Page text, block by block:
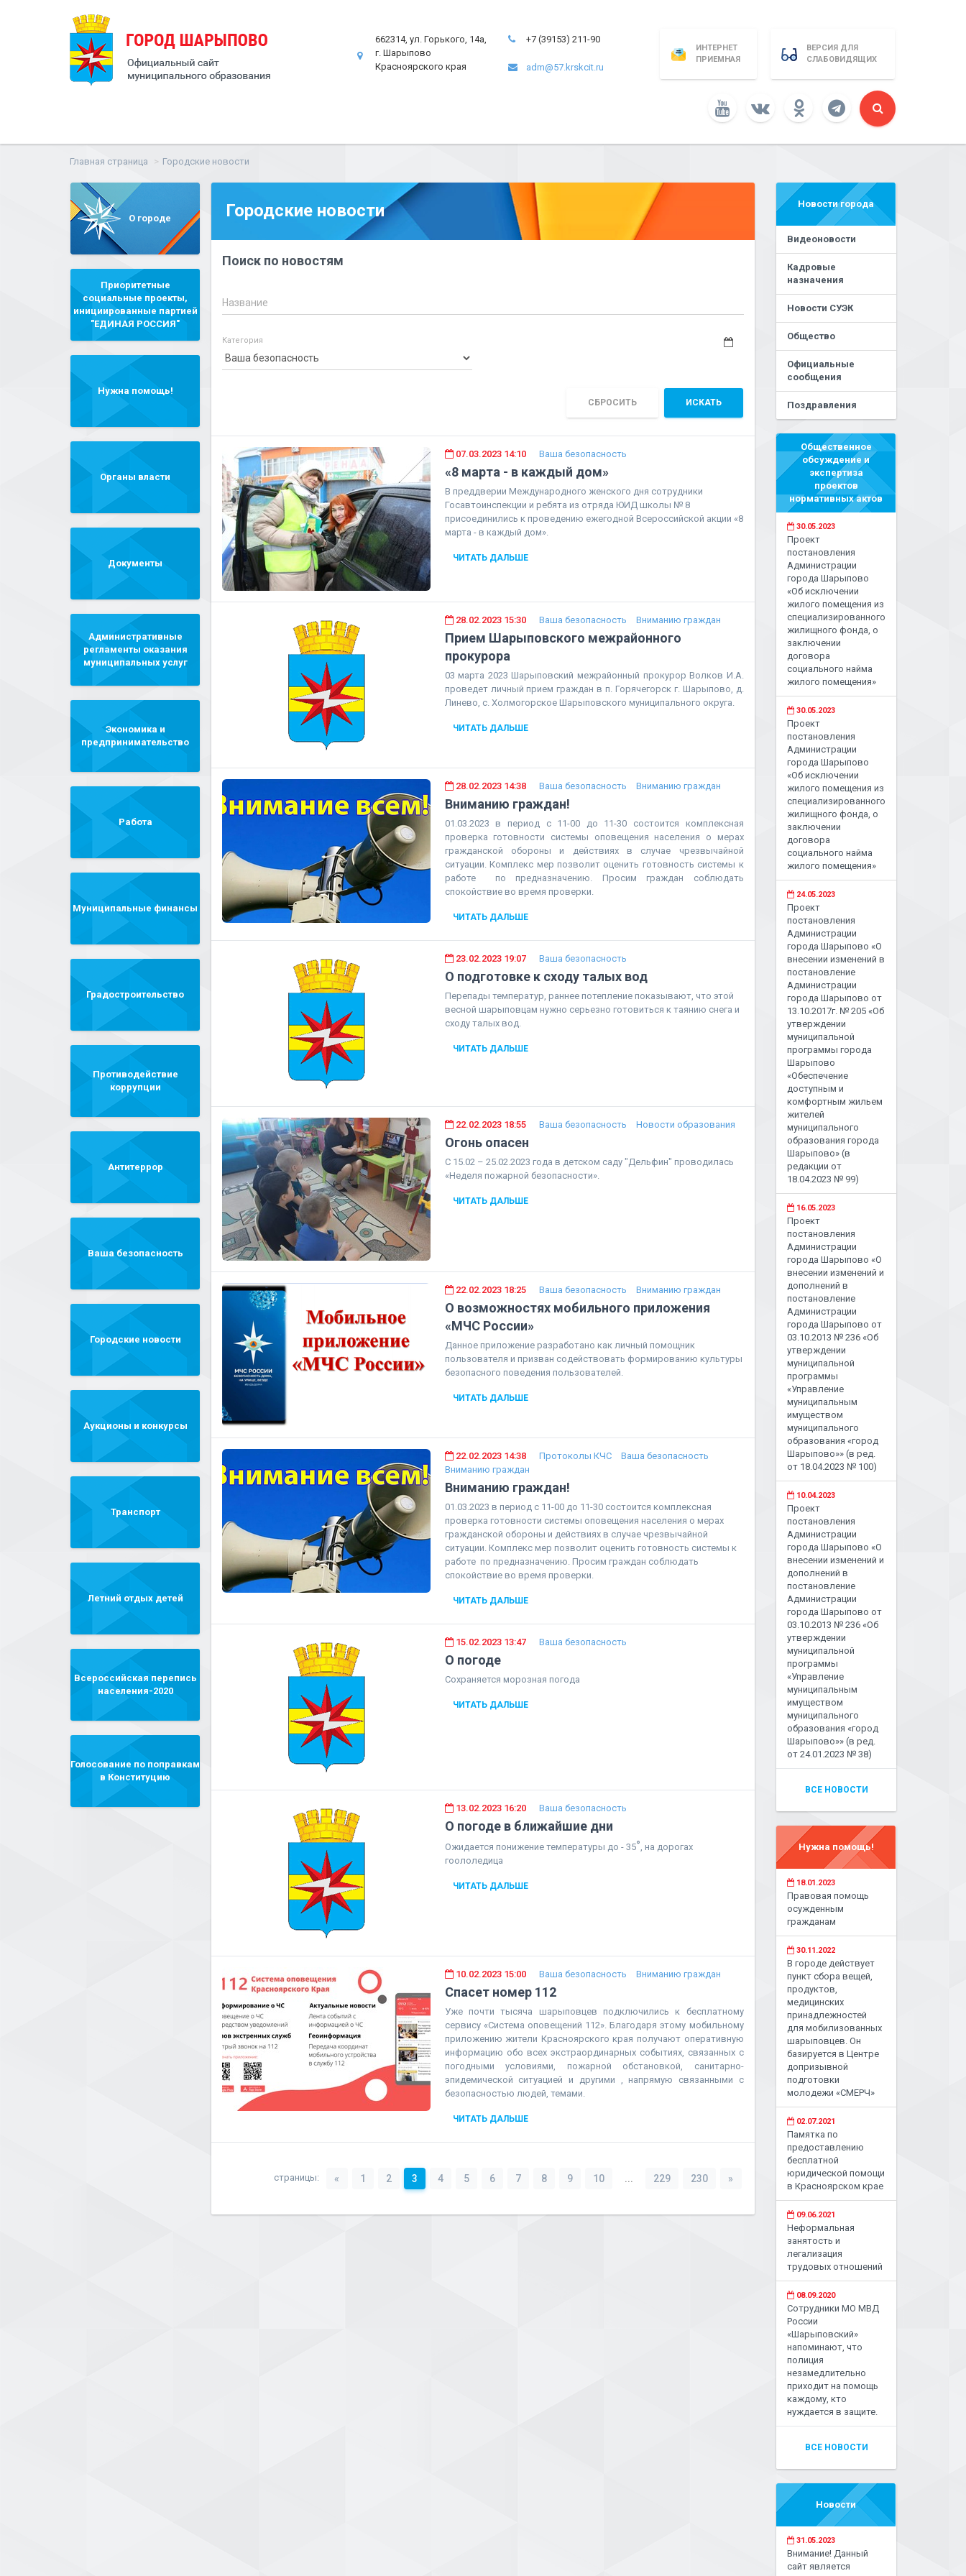
662314, ул. Горького, 14а,
г. Шарыпово
Красноярского края
+7 (39153) 211-90
adm@57.krskcit.ru
ИНТЕРНЕТ
ПРИЕМНАЯ
ВЕРСИЯ ДЛЯ
СЛАБОВИДЯЩИХ
Главная страница Городские новости
О городе
Приоритетные
социальные проекты,
инициированные партией
"ЕДИНАЯ РОССИЯ"
Нужна помощь!
Органы власти
Документы
Административные
регламенты оказания
муниципальных услуг
Экономика и
предпринимательство
Работа
Муниципальные финансы
Градостроительство
Противодействие
коррупции
Антитеррор
Ваша безопасность
Городские новости
Аукционы и конкурсы
Транспорт
Летний отдых детей
Всероссийская перепись
населения-2020
Голосование по поправкам
в Конституцию
Городские новости
Поиск по новостям
Название
Категория
СБРОСИТЬ ИСКАТЬ
07.03.2023 14:10 Ваша безопасность
«8 марта - в каждый дом»
В преддверии Международного женского дня сотрудники
Госавтоинспекции и ребята из отряда ЮИД школы № 8
присоединились к проведению ежегодной Всероссийской акции «8
марта - в каждый дом».
ЧИТАТЬ ДАЛЬШЕ
28.02.2023 15:30 Ваша безопасность Вниманию граждан
Прием Шарыповского межрайонного
прокурора
03 марта 2023 Шарыповский межрайонный прокурор Волков И.А.
проведет личный прием граждан в п. Горячегорск г. Шарыпово, д.
Линево, с. Холмогорское Шарыповского муниципального округа.
ЧИТАТЬ ДАЛЬШЕ
28.02.2023 14:38 Ваша безопасность Вниманию граждан
Вниманию граждан!
01.03.2023 в период с 11-00 до 11-30 состоится комплексная
проверка готовности системы оповещения населения о мерах
гражданской обороны и действиях в случае чрезвычайной
ситуации. Комплекс мер позволит оценить готовность системы к
работе по предназначению. Просим граждан соблюдать
спокойствие во время проверки.
ЧИТАТЬ ДАЛЬШЕ
23.02.2023 19:07 Ваша безопасность
О подготовке к сходу талых вод
Перепады температур, раннее потепление показывают, что этой
весной шарыповцам нужно серьезно готовиться к таянию снега и
сходу талых вод.
ЧИТАТЬ ДАЛЬШЕ
22.02.2023 18:55 Ваша безопасность Новости образования
Огонь опасен
С 15.02 – 25.02.2023 года в детском саду "Дельфин" проводилась
«Неделя пожарной безопасности».
ЧИТАТЬ ДАЛЬШЕ
22.02.2023 18:25 Ваша безопасность Вниманию граждан
О возможностях мобильного приложения
«МЧС России»
Данное приложение разработано как личный помощник
пользователя и призван содействовать формированию культуры
безопасного поведения пользователей.
ЧИТАТЬ ДАЛЬШЕ
22.02.2023 14:38 Протоколы КЧС
Ваша безопасность
Вниманию граждан
Вниманию граждан!
01.03.2023 в период с 11-00 до 11-30 состоится комплексная
проверка готовности системы оповещения населения о мерах
гражданской обороны и действиях в случае чрезвычайной
ситуации. Комплекс мер позволит оценить готовность системы к
работе по предназначению. Просим граждан соблюдать
спокойствие во время проверки.
ЧИТАТЬ ДАЛЬШЕ
15.02.2023 13:47 Ваша безопасность
О погоде
Сохраняется морозная погода
ЧИТАТЬ ДАЛЬШЕ
13.02.2023 16:20 Ваша безопасность
О погоде в ближайшие дни
Ожидается понижение температуры до - 35°, на дорогах
гоололедица
ЧИТАТЬ ДАЛЬШЕ
10.02.2023 15:00 Ваша безопасность Вниманию граждан
Спасет номер 112
Уже почти тысяча шарыповцев подключились к бесплатному
сервису «Система оповещений 112». Благодаря этому мобильному
приложению жители Красноярского края получают оперативную
информацию обо всех экстраординарных событиях, связанных с
погодными условиями, пожарной обстановкой, санитарно-
эпидемической ситуацией и другими , напрямую связанными с
безопасностью людей, темами.
ЧИТАТЬ ДАЛЬШЕ
страницы: « 1 2 3 4 5 6 7 8 9 10 ... 229 230 »
Новости города
Видеоновости
Кадровые
назначения
Новости СУЭК
Общество
Официальные
сообщения
Поздравления
Общественное
обсуждение и
экспертиза
проектов
нормативных актов
30.05.2023
Проект
постановления
Администрации
города Шарыпово
«Об исключении
жилого помещения из
специализированного
жилищного фонда, о
заключении
договора
социального найма
жилого помещения»
30.05.2023
Проект
постановления
Администрации
города Шарыпово
«Об исключении
жилого помещения из
специализированного
жилищного фонда, о
заключении
договора
социального найма
жилого помещения»
24.05.2023
Проект
постановления
Администрации
города Шарыпово «О
внесении изменений в
постановление
Администрации
города Шарыпово от
13.10.2017г. № 205 «Об
утверждении
муниципальной
программы города
Шарыпово
«Обеспечение
доступным и
комфортным жильем
жителей
муниципального
образования города
Шарыпово» (в
редакции от
18.04.2023 № 99)
16.05.2023
Проект
постановления
Администрации
города Шарыпово «О
внесении изменений и
дополнений в
постановление
Администрации
города Шарыпово от
03.10.2013 № 236 «Об
утверждении
муниципальной
программы
«Управление
муниципальным
имуществом
муниципального
образования «город
Шарыпово»» (в ред.
от 18.04.2023 № 100)
10.04.2023
Проект
постановления
Администрации
города Шарыпово «О
внесении изменений и
дополнений в
постановление
Администрации
города Шарыпово от
03.10.2013 № 236 «Об
утверждении
муниципальной
программы
«Управление
муниципальным
имуществом
муниципального
образования «город
Шарыпово»» (в ред.
от 24.01.2023 № 38)
ВСЕ НОВОСТИ
Нужна помощь!
18.01.2023
Правовая помощь
осужденным
гражданам
30.11.2022
В городе действует
пункт сбора вещей,
продуктов,
медицинских
принадлежностей
для мобилизованных
шарыповцев. Он
базируется в Центре
допризывной
подготовки
молодежи «СМЕРЧ»
02.07.2021
Памятка по
предоставлению
бесплатной
юридической помощи
в Красноярском крае
09.06.2021
Неформальная
занятость и
легализация
трудовых отношений
08.09.2020
Сотрудники МО МВД
России
«Шарыповский»
напоминают, что
полиция
незамедлительно
приходит на помощь
каждому, кто
нуждается в защите.
ВСЕ НОВОСТИ
Новости
31.05.2023
Внимание! Данный
сайт является